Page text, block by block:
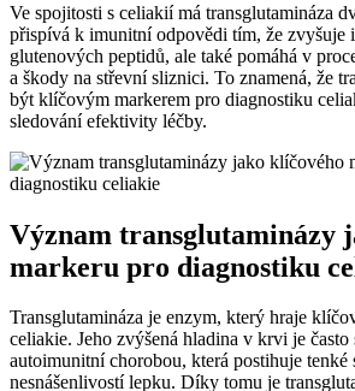
Ve spojitosti s celiakií má transglutamináza
přispívá k imunitní odpovědi tím, že zvyšuje
glutenových peptidů, ale také pomáhá v
a škody na střevní sliznici. To znamená, že
být klíčovým markerem pro diagnostiku
sledování efektivity léčby.
Význam transglutaminázy
markeru pro diagnostiku
Transglutamináza je enzym, který hraje
celiakie. Jeho zvýšená hladina v krvi je často
autoimunitní chorobou, která postihuje tenké
nesnášenlivostí lepku. Díky tomu je